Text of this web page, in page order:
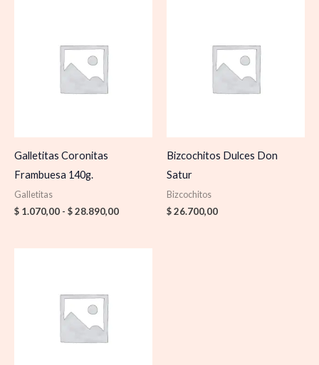
Galletitas Coronitas
Frambuesa 140g.
Galletitas
$ 1.070,00 - $28.890,00
Bizcochitos Dulces Don
Satur
Bizcochitos
$26.700,00